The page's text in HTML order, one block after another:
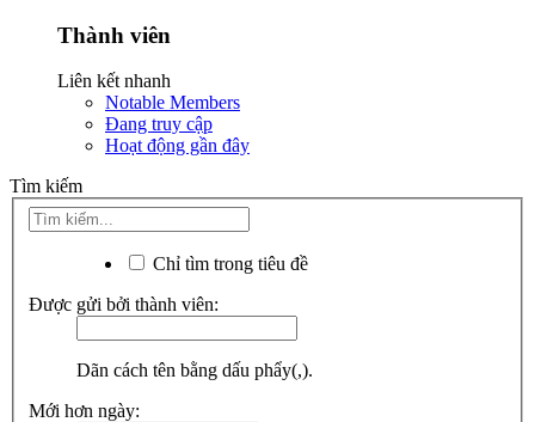
Thành viên
Liên kết nhanh
Notable Members
Đang truy cập
Hoạt động gần đây
Tìm kiếm
Chỉ tìm trong tiêu đề
Được gửi bởi thành viên:
Dãn cách tên bằng dấu phẩy(,).
Mới hơn ngày: